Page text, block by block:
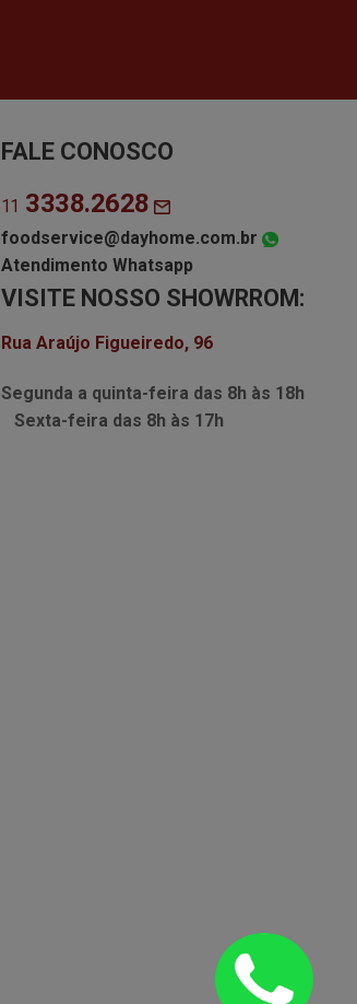
FALE CONOSCO
11 3338.2628
foodservice@dayhome.com.br
Atendimento Whatsapp
VISITE NOSSO SHOWRROM:
Rua Araújo Figueiredo, 96
Segunda a quinta-feira das 8h às 18h
Sexta-feira das 8h às 17h